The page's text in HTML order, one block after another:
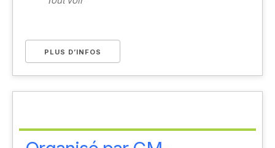
PLUS D’INFOS